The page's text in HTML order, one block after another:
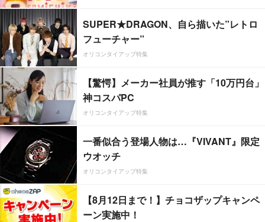
SUPER★DRAGON、自ら描いた”レトロ
フューチャー”
オリコンタイアップ特集
【驚愕】メーカー社員が推す「10万円台」
神コスパPC
オリコンタイアップ特集
一番似合う登場人物は…『VIVANT』限定
ウオッチ
オリコンタイアップ特集
【8月12日まで！】チョコザップキャンペ
ーン実施中！